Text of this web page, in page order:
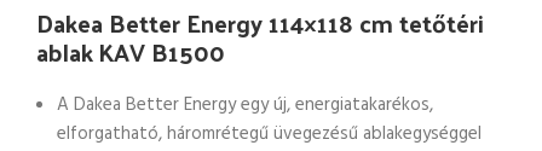
Dakea Better Energy 114×118 cm tetőtéri
ablak KAV B1500
A Dakea Better Energy egy új, energiatakarékos,
elforgatható, háromrétegű üvegezésű ablakegységgel